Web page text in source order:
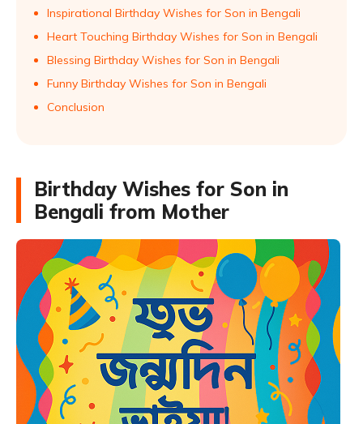
Inspirational Birthday Wishes for Son in Bengali
Heart Touching Birthday Wishes for Son in Bengali
Blessing Birthday Wishes for Son in Bengali
Funny Birthday Wishes for Son in Bengali
Conclusion
Birthday Wishes for Son in
Bengali from Mother